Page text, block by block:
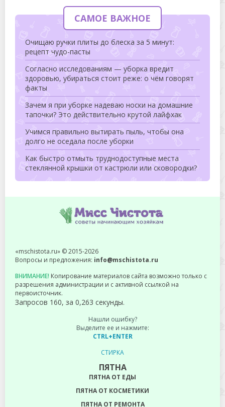
САМОЕ ВАЖНОЕ
Очищаю ручки плиты до блеска за 5 минут:
рецепт чудо-пасты
Согласно исследованиям — уборка вредит
здоровью, убираться стоит реже: о чём говорят
факты
Зачем я при уборке надеваю носки на домашние
тапочки? Это действительно крутой лайфхак
Учимся правильно вытирать пыль, чтобы она
долго не оседала после уборки
Как быстро отмыть труднодоступные места
стеклянной крышки от кастрюли или сковородки?
«mschistota.ru» © 2015-2026
Вопросы и предложения: info@mschistota.ru
ВНИМАНИЕ! Копирование материалов сайта возможно только с
разрешения администрации и с активной ссылкой на
первоисточник.
Запросов 160, за 0,263 секунды.
Нашли ошибку?
Выделите ее и нажмите:
CTRL+ENTER
СТИРКА
ПЯТНА
ПЯТНА ОТ ЕДЫ
ПЯТНА ОТ КОСМЕТИКИ
ПЯТНА ОТ РЕМОНТА